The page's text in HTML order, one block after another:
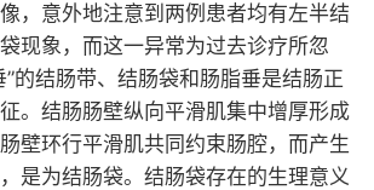
，意外地注意到两例患者均有左半结
现象，而这一异常为过去诊疗所忽
”的结肠带、结肠袋和肠脂垂是结肠正
。结肠肠壁纵向平滑肌集中增厚形成
壁环行平滑肌共同约束肠腔，而产生
是为结肠袋。结肠袋存在的生理意义